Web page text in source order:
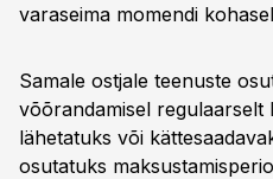
varaseima momendi
Samale ostjale teenuste
võõrandamisel regulaarselt
lähetatuks või
osutatuks